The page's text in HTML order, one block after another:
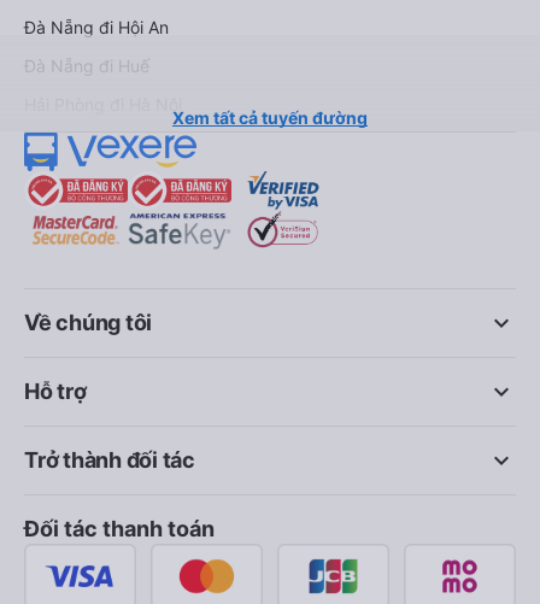
Đà Nẵng đi Hội An
Đà Nẵng đi Huế
Xem tất cả tuyến đường
keyboard_arrow_down
Về chúng tôi
keyboard_arrow_down
Hỗ trợ
keyboard_arrow_down
Trở thành đối tác
Đối tác thanh toán